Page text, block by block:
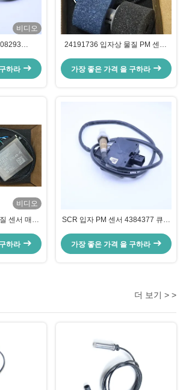
비디오
용)하라
24191736 입자상 물질 PM 센서,
가장 좋은 가격 을 구하라
비디오
센서 매연
하라
SCR 입자 PM 센서 4384377 큐민
가장 좋은 가격 을 구하라
더 보기 > >